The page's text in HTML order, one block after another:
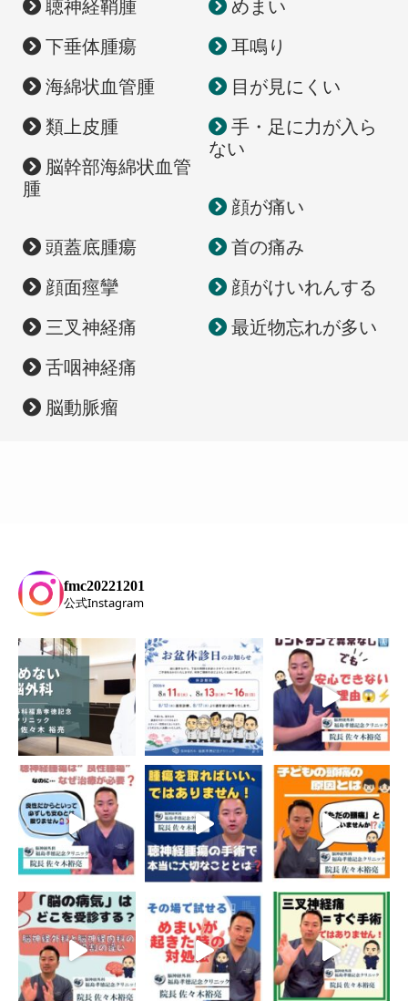
今回も当院院長の佐々木裕亮先生に
解説いただきました
*
*
#聴神経腫瘍 #脳腫瘍 #良性腫瘍 #脳神経外
術 #放射線治療 #佐々木先生 #福島孝徳記
『患者さんにとっての本当のゴール』
についてお話しします
ぜひ、当院公式インスタグラムをご覧くだ
さい！
#医師が解説 #ドクター解説 #知らないと損
#健康豆知識 #脳神経外科福島孝徳記念クリ
ニック #福島徳記念クリニック
最新情報
「ただの頭痛」と思っていませんか
子どもの頭痛の原因とは
小中学生の頭痛は決して珍しくありません
疲れや睡眠不足、ストレス、
スマートフォンの使用などが
原因となることもありますが、
中には詳しい検査や治療が必要な
お話しいただきました
「ただの頭痛」と捉えず
一度医療機関への相談をおすすめします
ぜひ、公式Instagramをご覧ください
*
*
#頭痛 #小児頭痛 #片頭痛 #子どもの頭痛
#脳神経外科 #頭痛外来 #脳神経外科福島
「脳の病気」はどこを受診する
「めまいがする」
「手足がしびれる」
――そんなとき、
脳神経外科と脳神経内科の
迷ったことはありませんか
それぞれの診療科が
どのような病気を診ているのか、
2026/06/15
神奈川で脳神経外科をお探しの方へ、専門
的なチームを組んで診療にあたっていま
す。福島先生から「福島式鍵穴手術」の免
許皆伝証を受けた医師が、三叉神経痛や顔
しい手術を行います。
聴神経鞘腫
下垂体腫瘍
海綿状血管腫
類上皮腫
脳幹部海綿状血管
腫
頭蓋底腫瘍
顔面痙攣
三叉神経痛
舌咽神経痛
脳動脈瘤
めまい
耳鳴り
目が見にくい
手・足に力が入ら
ない
顔が痛い
首の痛み
顔がけいれんする
最近物忘れが多い
fmc20221201
公式Instagram